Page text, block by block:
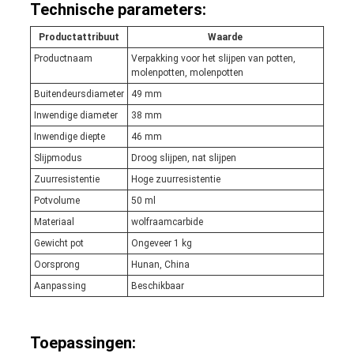
Technische parameters:
Productattribuut
Waarde
Productnaam
Verpakking voor het slijpen van potten,
molenpotten, molenpotten
Buitendeursdiameter
49 mm
Inwendige diameter
38 mm
Inwendige diepte
46 mm
Slijpmodus
Droog slijpen, nat slijpen
Zuurresistentie
Hoge zuurresistentie
Potvolume
50 ml
Materiaal
wolfraamcarbide
Gewicht pot
Ongeveer 1 kg
Oorsprong
Hunan, China
Aanpassing
Beschikbaar
Toepassingen: